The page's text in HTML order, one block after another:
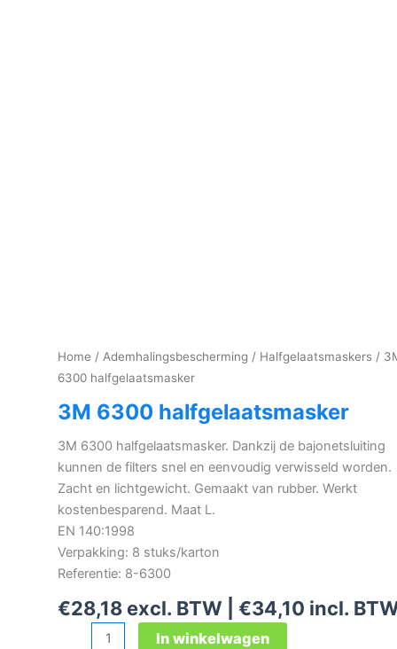
Home / Ademhalingsbescherming / Halfgelaatsmaskers /
6300 halfgelaatsmasker
3M 6300 halfgelaatsmasker
3M 6300 halfgelaatsmasker. Dankzij de bajonetsluiting
kunnen de filters snel en eenvoudig verwisseld worden.
Zacht en lichtgewicht. Gemaakt van rubber. Werkt
kostenbesparend. Maat L.
EN 140:1998
Verpakking: 8 stuks/karton
Referentie: 8-6300
€28,18 excl. BTW | €34,10 incl.
In winkelwagen